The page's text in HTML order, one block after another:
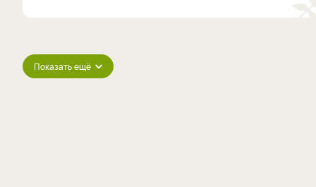
Показать ещё